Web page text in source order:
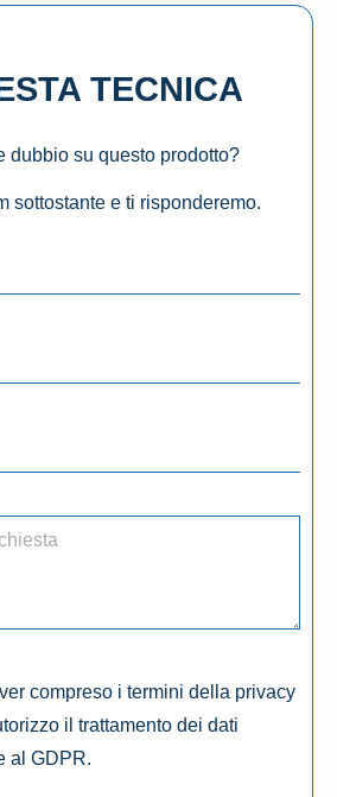
TECNICA
dubbio su questo prodotto?
sottostante e ti risponderemo.
compreso i termini della privacy
il trattamento dei dati
al GDPR.